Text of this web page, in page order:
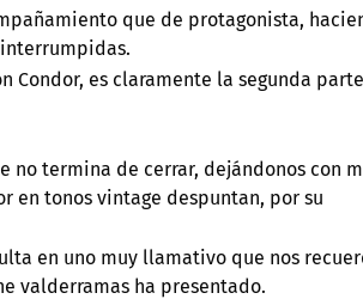
que de protagonista,
Condor, es claramente la segunda
no termina de cerrar, dejándonos con
en tonos vintage despuntan, por su
en uno muy llamativo que nos
valderramas ha presentado.